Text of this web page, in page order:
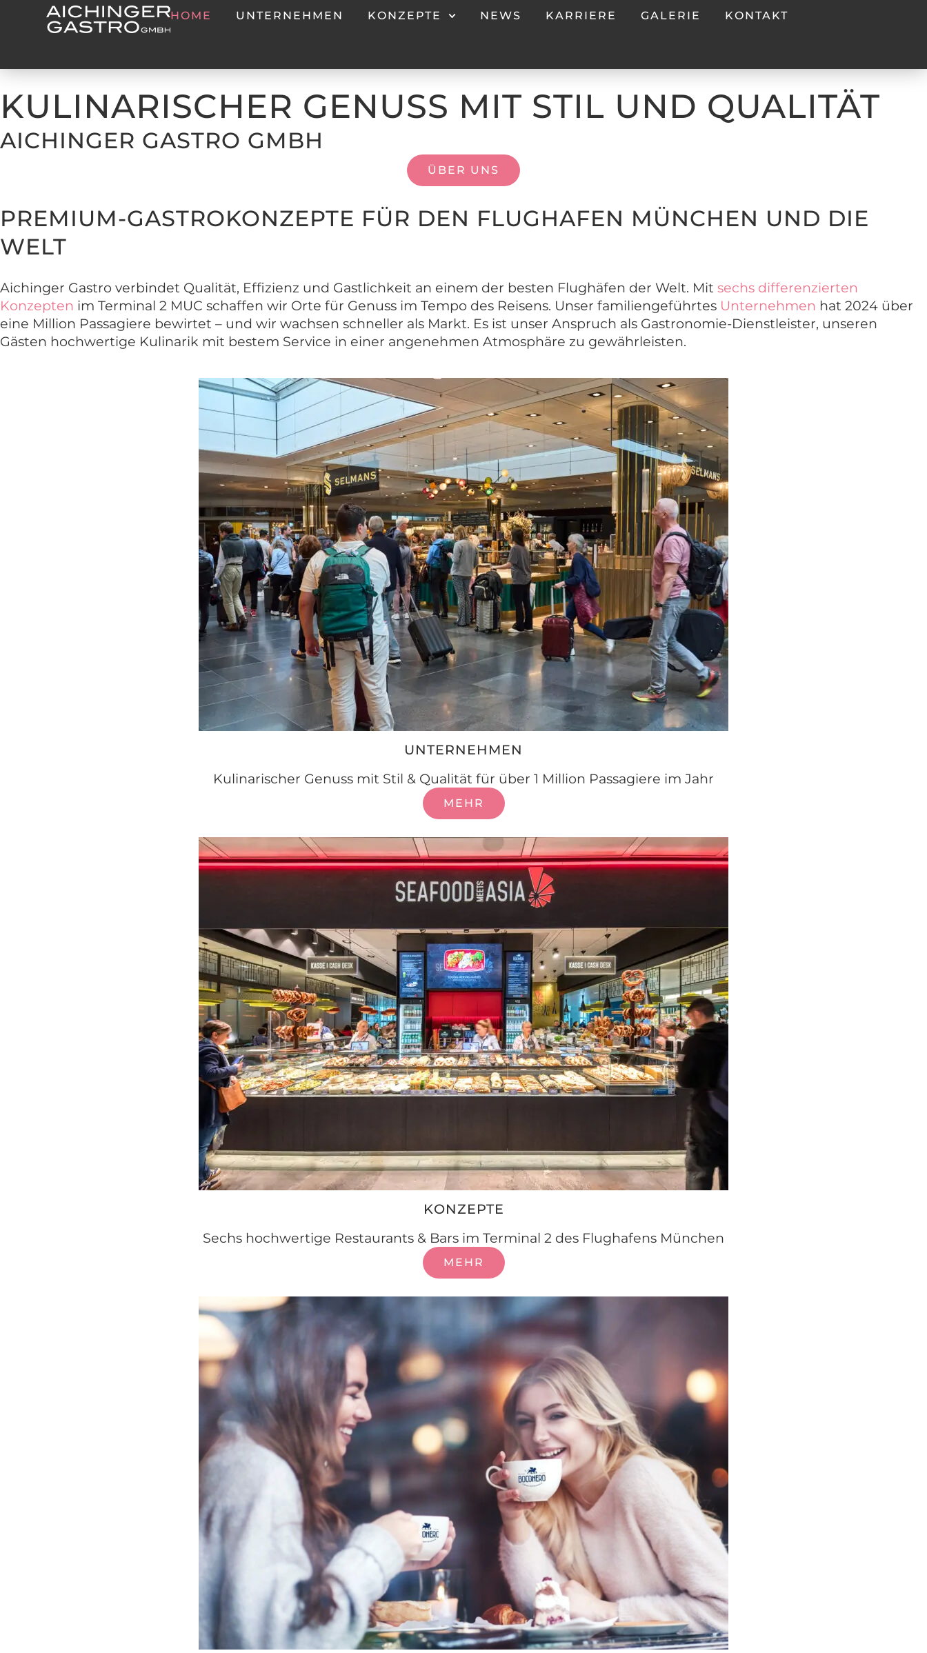
HOME UNTERNEHMEN KONZEPTE NEWS KARRIERE GALERIE KONTAKT
KULINARISCHER GENUSS MIT STIL UND QUALITÄT
AICHINGER GASTRO GMBH
ÜBER UNS
PREMIUM-GASTROKONZEPTE FÜR DEN FLUGHAFEN MÜNCHEN UND DIE
WELT
Aichinger Gastro verbindet Qualität, Effizienz und Gastlichkeit an einem der besten Flughäfen der Welt. Mit sechs differenzierten
Konzepten im Terminal 2 MUC schaffen wir Orte für Genuss im Tempo des Reisens. Unser familien­geführtes Unter­­nehmen hat 2024 über
eine Million Passagiere bewirtet – und wir wachsen schneller als Markt. Es ist unser Anspruch als Gas­tro­nomie-Dienstleister, unseren
Gästen hochwertige Kulinarik mit bestem Service in einer an­ge­nehmen Atmos­phäre zu gewährleisten.
UNTER­NEHMEN
Kulinarischer Genuss mit Stil & Qualität für über 1 Million Passagiere im Jahr
MEHR
KONZEPTE
Sechs hochwertige Restaurants & Bars im Terminal 2 des Flughafens München
MEHR